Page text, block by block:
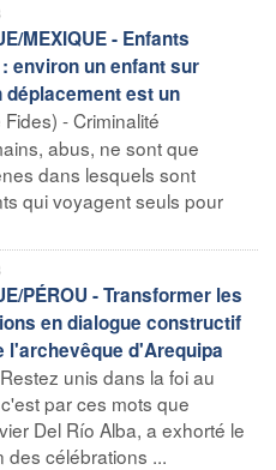
MEXIQUE - Enfants
environ un enfant sur
déplacement est un
- Criminalité
abus, ne sont que
dans lesquels sont
qui voyagent seuls pour
PÉROU - Transformer les
en dialogue constructif
l'archevêque d'Arequipa
unis dans la foi au
par ces mots que
Del Río Alba, a exhorté le
célébrations ...